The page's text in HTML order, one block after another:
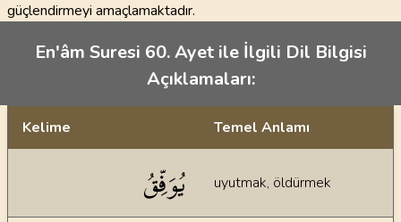
güçlendirmeyi amaçlamaktadır.
En'âm Suresi 60. Ayet ile İlgili Dil Bilgisi
Açıklamaları:
Kelime Temel Anlamı
يُوَفِّقُ uyutmak, öldürmek